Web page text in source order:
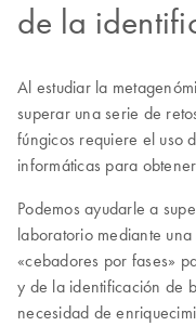
de la
Al estudiar la
superar una serie de
fúngicos requiere el uso
informáticas para
Podemos ayudarle a
laboratorio mediante
«cebadores por fases»
y de la identificación de
necesidad de